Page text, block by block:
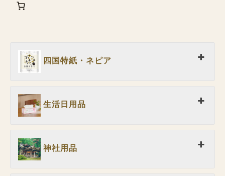
四国特紙・ネピア
生活日用品
神社用品